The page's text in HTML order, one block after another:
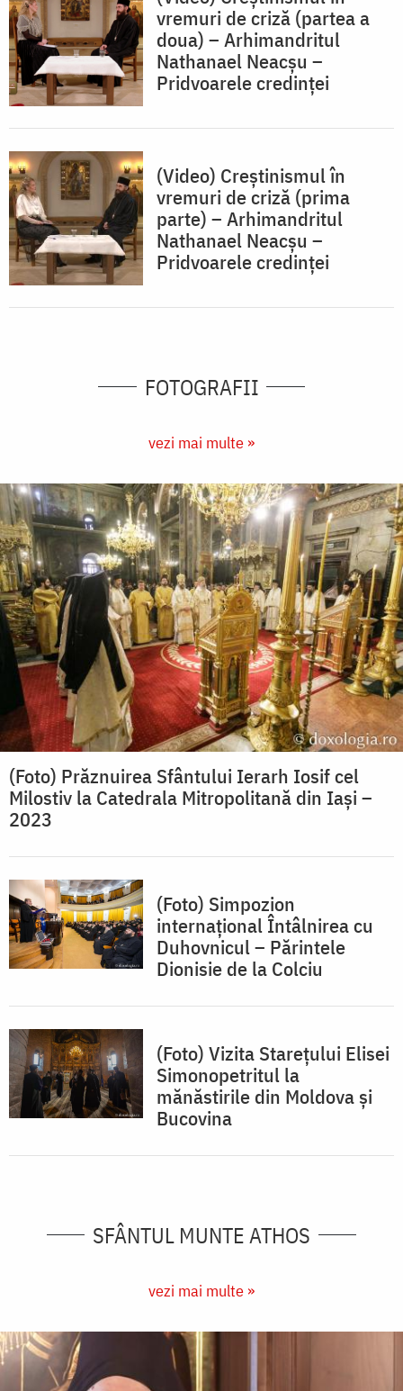
vremuri de criză (partea a
doua) – Arhimandritul
Nathanael Neacşu –
Pridvoarele credinței
(Video) Creștinismul în
vremuri de criză (prima
parte) – Arhimandritul
Nathanael Neacşu –
Pridvoarele credinței
FOTOGRAFII
vezi mai multe »
(Foto) Prăznuirea Sfântului Ierarh Iosif cel
Milostiv la Catedrala Mitropolitană din Iași –
2023
(Foto) Simpozion
internaţional Întâlnirea cu
Duhovnicul – Părintele
Dionisie de la Colciu
(Foto) Vizita Stareţului Elisei
Simonopetritul la
mănăstirile din Moldova şi
Bucovina
SFÂNTUL MUNTE ATHOS
vezi mai multe »